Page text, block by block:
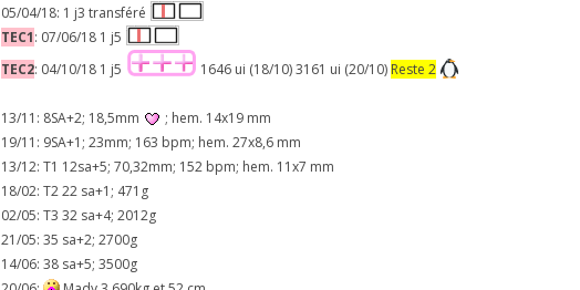
05/04/18: 1 j3 transféré
TEC1: 07/06/18 1 j5
TEC2: 04/10/18 1 j5 1646 ui (18/10) 3161 ui (20/10) Reste 2
13/11: 8SA+2; 18,5mm
; hem. 14x19 mm
19/11: 9SA+1; 23mm; 163 bpm; hem. 27x8,6 mm
13/12: T1 12sa+5; 70,32mm; 152 bpm; hem. 11x7 mm
18/02: T2 22 sa+1; 471g
02/05: T3 32 sa+4; 2012g
21/05: 35 sa+2; 2700g
14/06: 38 sa+5; 3500g